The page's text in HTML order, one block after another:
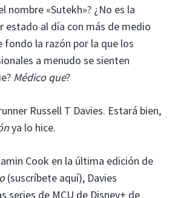
nombre «Sutekh»? ¿No es la
estado al día con más de medio
la razón por la que los
a menudo se sienten
Médico que?
Russell T Davies. Estará bien,
ya lo hice.
Cook en la última edición de
(suscríbete aquí), Davies
series de MCU de Disney+ de